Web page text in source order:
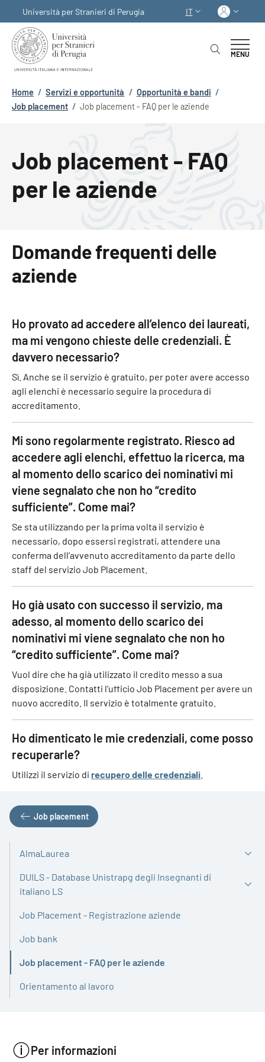
Università per Stranieri di Perugia
SELETTORE LINGUA:
IT
MENU
Briciole di pane
Home / Servizi e opportunità / Opportunità e bandi /
Job placement / Job placement - FAQ per le aziende
Job placement - FAQ
per le aziende
Domande frequenti delle
aziende
Ho provato ad accedere all’elenco dei laureati,
ma mi vengono chieste delle credenziali. È
davvero necessario?
Sì. Anche se il servizio è gratuito, per poter avere accesso
agli elenchi è necessario seguire la procedura di
accreditamento.
Mi sono regolarmente registrato. Riesco ad
accedere agli elenchi, effettuo la ricerca, ma
al momento dello scarico dei nominativi mi
viene segnalato che non ho “credito
sufficiente”. Come mai?
Se sta utilizzando per la prima volta il servizio è
necessario, dopo essersi registrati, attendere una
conferma dell’avvenuto accreditamento da parte dello
staff del servizio Job Placement.
Ho già usato con successo il servizio, ma
adesso, al momento dello scarico dei
nominativi mi viene segnalato che non ho
“credito sufficiente”. Come mai?
Vuol dire che ha già utilizzato il credito messo a sua
disposizione. Contatti l’ufficio Job Placement per avere un
nuovo accredito. Il servizio è totalmente gratuito.
Ho dimenticato le mie credenziali, come posso
recuperarle?
Utilizzi il servizio di recupero delle credenziali
Job placement
AlmaLaurea
DUILS - Database Unistrapg degli Insegnanti di
italiano LS
Job Placement - Registrazione aziende
Job bank
Job placement - FAQ per le aziende
Attivo
Orientamento al lavoro
Per informazioni